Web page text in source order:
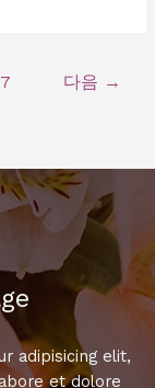
다음 →
adipisicing elit,
et dolore